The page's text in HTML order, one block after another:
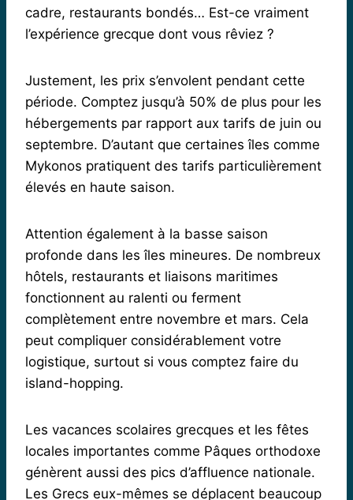
cadre, restaurants bondés… Est-ce vraiment
l’expérience grecque dont vous rêviez ?
Justement, les prix s’envolent pendant cette
période. Comptez jusqu’à 50% de plus pour les
hébergements par rapport aux tarifs de juin ou
septembre. D’autant que certaines îles comme
Mykonos pratiquent des tarifs particulièrement
élevés en haute saison.
Attention également à la basse saison
profonde dans les îles mineures. De nombreux
hôtels, restaurants et liaisons maritimes
fonctionnent au ralenti ou ferment
complètement entre novembre et mars. Cela
peut compliquer considérablement votre
logistique, surtout si vous comptez faire du
island-hopping.
Les vacances scolaires grecques et les fêtes
locales importantes comme Pâques orthodoxe
génèrent aussi des pics d’affluence nationale.
Les Grecs eux-mêmes se déplacent beaucoup